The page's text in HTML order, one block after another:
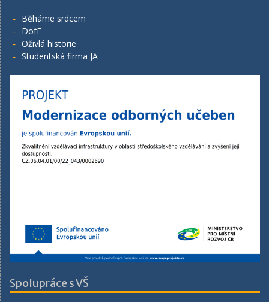
Běháme srdcem
DofE
Oživlá historie
Studentská firma JA
Spolupráce s VŠ